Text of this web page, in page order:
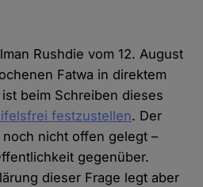
Rushdie vom 12. August
Fatwa in direktem
beim Schreiben dieses
festzustellen. Der
nicht offen gelegt –
gegenüber.
dieser Frage legt aber